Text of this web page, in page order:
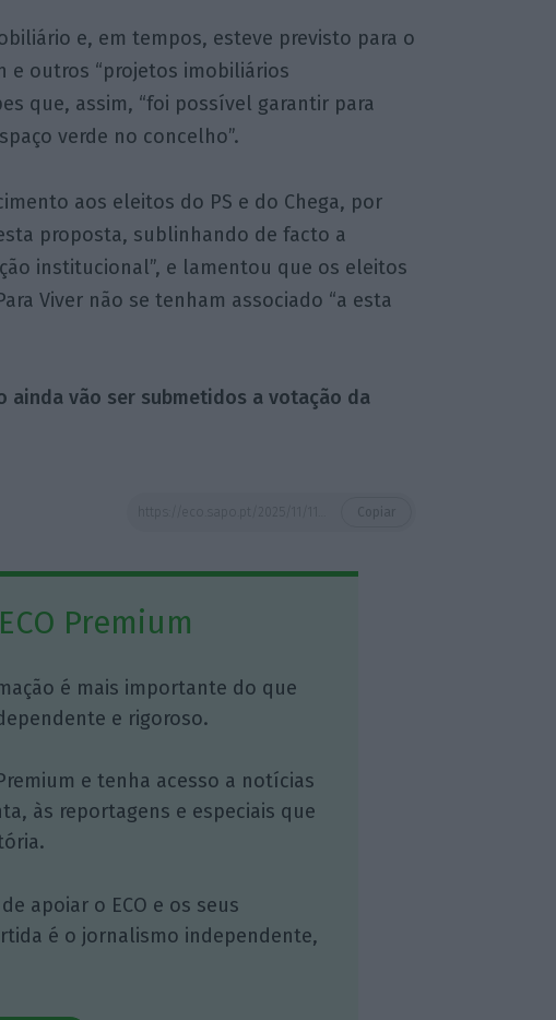
e, em tempos, esteve previsto para o
e outros “projetos imobiliários
que, assim, “foi possível garantir para
verde no concelho”.
aos eleitos do PS e do Chega, por
proposta, sublinhando de facto a
institucional”, e lamentou que os eleitos
Viver não se tenham associado “a esta
ainda vão ser submetidos a votação da
Premium
é mais importante do que
e rigoroso.
e tenha acesso a notícias
às reportagens e especiais que
apoiar o ECO e os seus
é o jornalismo independente,